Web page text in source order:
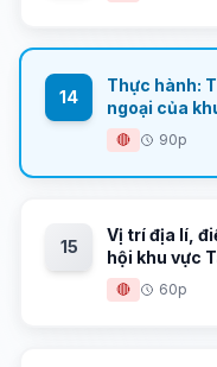
14
Thực hành:
ngoại của
🔴 90p
15
Vị trí địa lí,
hội khu vực
🔴 60p